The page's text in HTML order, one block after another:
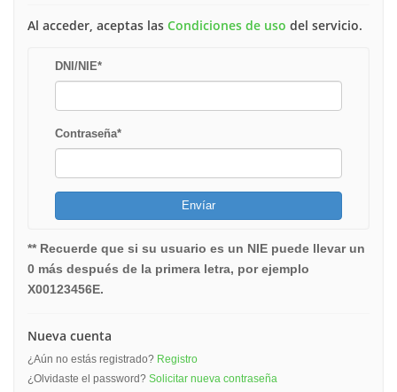
Al acceder, aceptas las Condiciones de uso del servicio.
DNI/NIE*
Contraseña*
** Recuerde que si su usuario es un NIE puede llevar un
0 más después de la primera letra, por ejemplo
X00123456E.
Nueva cuenta
¿Aún no estás registrado? Registro
¿Olvidaste el password? Solicitar nueva contraseña